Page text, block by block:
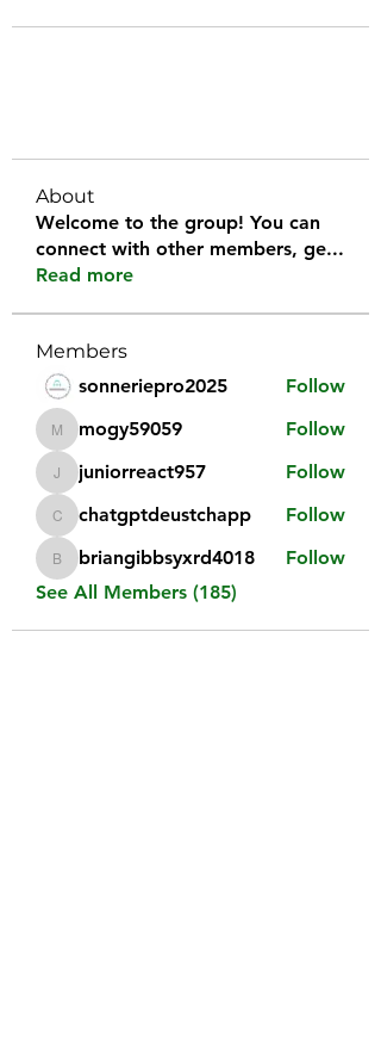
About
Welcome to the group! You can
connect with other members, ge...
Read more
Members
sonneriepro2025
Follow
mogy59059
mogy59059 Follow
juniorreact957
juniorreact957 Follow
chatgptdeustchapp
chatgptdeustchapp Follow
briangibbsyxrd4018
briangibbsyxrd4018
Follow
See All Members (185)